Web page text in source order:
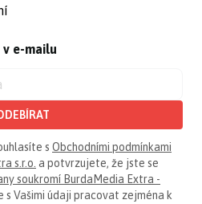
e-mailu
s Obchodními podmínkami
s.r.o. a potvrzujete, že jste se
soukromí BurdaMedia Extra -
s Vašimi údaji pracovat zejména k